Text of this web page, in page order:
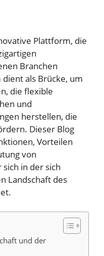
Plattform, die
Branchen
als Brücke, um
die flexible
und
herstellen, die
Dieser Blog
Vorteilen
von
in der sich
Landschaft des
und der